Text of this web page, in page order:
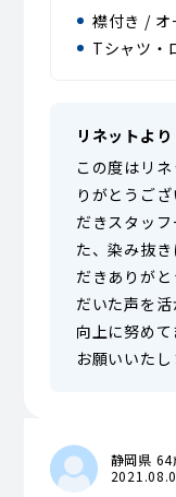
襟付き / オ
Tシャツ・
リネットより
この度はリ
りがとうご
だきスタッ
た、染み抜
だきありが
だいた声を
向上に努め
お願いいたし
静岡県 64